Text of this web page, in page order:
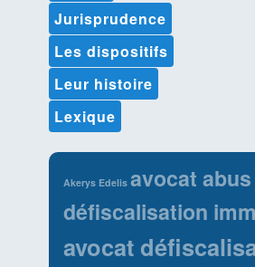
Jurisprudence
Les dispositifs
Leur histoire
Lexique
Akerys Edelis avocat abus
défiscalisation
avocat